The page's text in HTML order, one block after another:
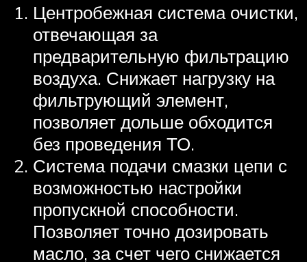
Центробежная система очистки,
отвечающая за
предварительную фильтрацию
воздуха. Снижает нагрузку на
фильтрующий элемент,
позволяет дольше обходится
без проведения ТО.
Система подачи смазки цепи с
возможностью настройки
пропускной способности.
Позволяет точно дозировать
масло, за счет чего снижается